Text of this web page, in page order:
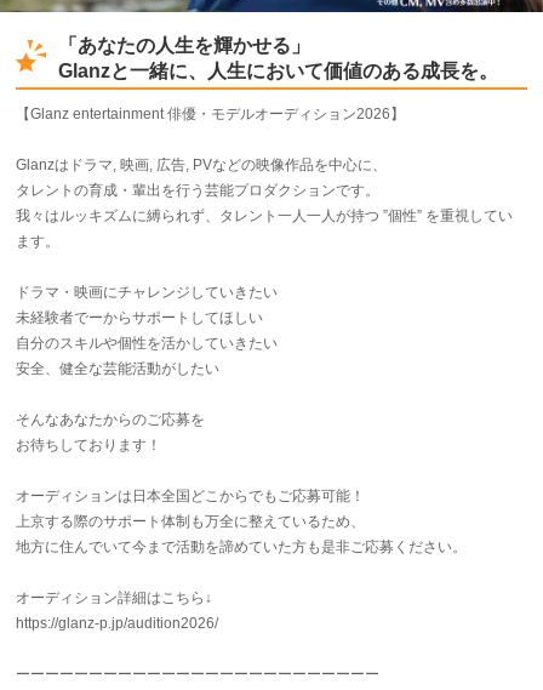
「あなたの人生を輝かせる」
Glanzと一緒に、人生において価値のある成長を。
【Glanz entertainment 俳優・モデルオーディション2026】
Glanzはドラマ, 映画, 広告, PVなどの映像作品を中心に、
タレントの育成・輩出を行う芸能プロダクションです。
我々はルッキズムに縛られず、タレント一人一人が持つ ”個性” を重視してい
ます。
ドラマ・映画にチャレンジしていきたい
未経験者でーからサポートしてほしい
自分のスキルや個性を活かしていきたい
安全、健全な芸能活動がしたい
そんなあなたからのご応募を
お待ちしております！
オーディションは日本全国どこからでもご応募可能！
上京する際のサポート体制も万全に整えているため、
地方に住んでいて今まで活動を諦めていた方も是非ご応募ください。
オーディション詳細はこちら↓
https://glanz-p.jp/audition2026/
ーーーーーーーーーーーーーーーーーーーーーーーーー